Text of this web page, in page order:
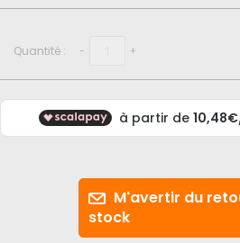
début
la
d’images
Quantité : - +
M'avertir du
stock